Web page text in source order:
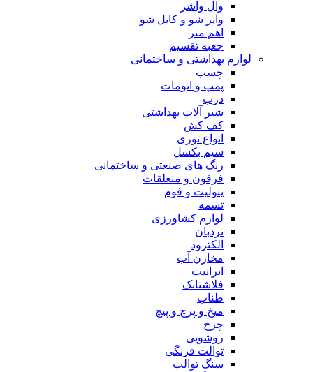
وال واشر
وایر شو و کابل شو
اهم متر
جعبه تقسیم
لوازم بهداشتی و ساختمانی
چسب
پمپ و اتومات
درب
شیر آلات بهداشتی
کف کش
انواع توری
سیم بکسل
رنگ های صنعتی و ساختمانی
فرقون و متعلقات
ینولیت و فوم
تسمه
لوازم کشاورزی
نردبان
الکترود
مخازن آب
ایرانیت
فلاشتانک
طناب
میخ و پرچ و پیچ
چرخ
روشویی
توالت فرنگی
سنگ توالت